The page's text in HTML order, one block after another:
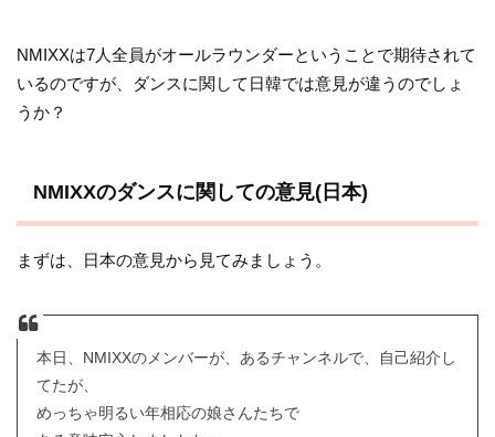
NMIXXは7人全員がオールラウンダーということで期待されて
いるのですが、ダンスに関して日韓では意見が違うのでしょ
うか？
NMIXXのダンスに関しての意見(日本)
まずは、日本の意見から見てみましょう。
本日、NMIXXのメンバーが、あるチャンネルで、自己紹介し
てたが、
めっちゃ明るい年相応の娘さんたちで